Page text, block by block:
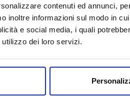
contenuti ed annunci,
inoltre informazioni sul modo in
e social media, i quali
dei loro servizi.
MACCHINE UTENSILI
Padiglione: